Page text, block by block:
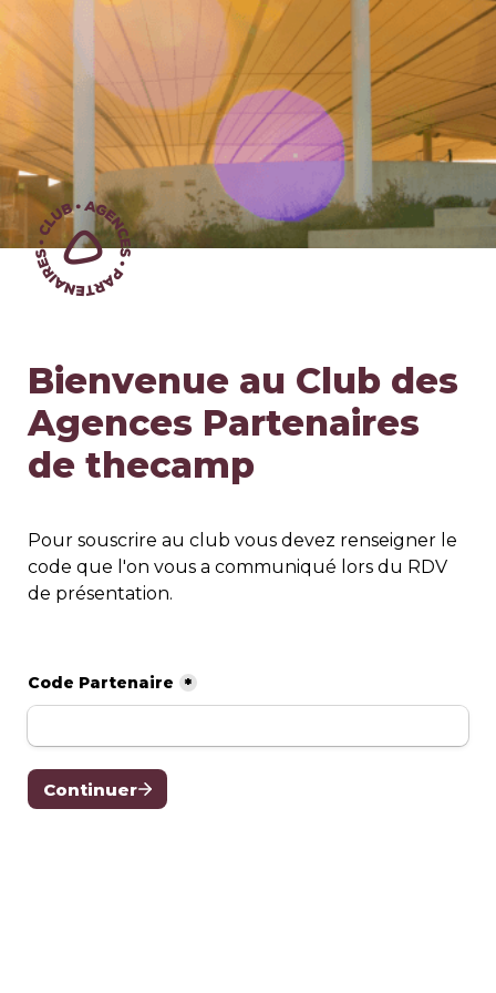
Bienvenue au Club des
Agences Partenaires
de thecamp
Pour souscrire au club vous devez renseigner le
code que l'on vous a communiqué lors du RDV
de présentation.
Code Partenaire *
Continuer